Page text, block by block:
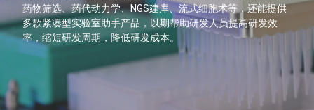
药物筛选、药代动力学、NGS建库、流式细胞术等，还能提供
多款紧凑型实验室助手产品，以期帮助研发人员提高研发效
率，缩短研发周期，降低研发成本。